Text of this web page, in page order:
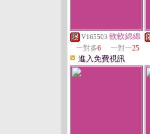
V165503 軟軟綿綿
一對多6 一對一25
進入免費視訊